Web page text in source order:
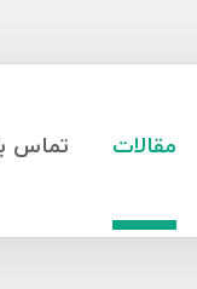
مقالات تماس